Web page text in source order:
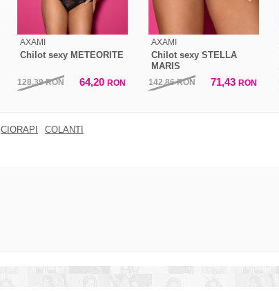
AXAMI
Chilot sexy METEORITE
128,39RON 64,20 RON
AXAMI
Chilot sexy STELLA
MARIS
142,86RON 71,43 RON
CIORAPI
COLANTI